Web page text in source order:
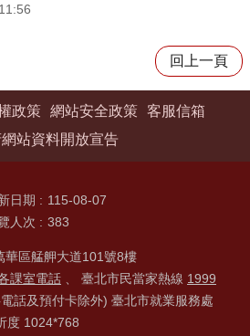
回上一頁
政策 網站安全政策 客服信箱
站資料開放宣告
日期
115-08-07
人次
383
區艋舺大道101號8樓
課室電話 、 臺北市民當家熱線 1999
話及預付卡除外) 臺北市就業服務處
度 1024*768